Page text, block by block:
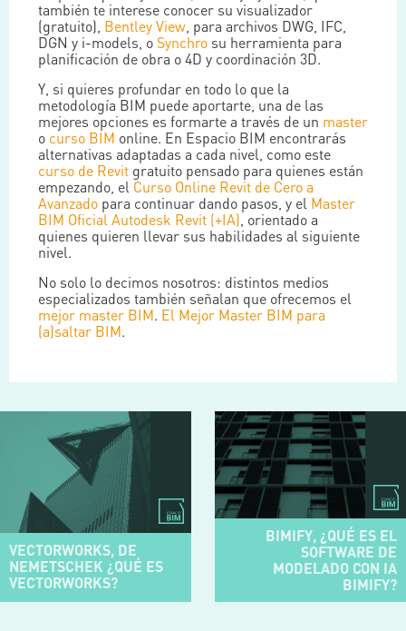
también te interese conocer su visualizador
(gratuito), Bentley View , para archivos DWG, IFC,
DGN y i-models, o Synchro su herramienta para
planificación de obra o 4D y coordinación 3D.
Y, si quieres profundar en todo lo que la
metodología BIM puede aportarte, una de las
mejores opciones es formarte a través de un master
o curso BIM online. En Espacio BIM encontrarás
alternativas adaptadas a cada nivel, como este
curso de Revit gratuito pensado para quienes están
empezando, el Curso Online Revit de Cero a
Avanzado para continuar dando pasos, y el Master
BIM Oficial Autodesk Revit (+IA) , orientado a
quienes quieren llevar sus habilidades al siguiente
nivel.
No solo lo decimos nosotros: distintos medios
especializados también señalan que ofrecemos el
mejor master BIM. El Mejor Master BIM para
(a)saltar BIM.
VECTORWORKS, DE
NEMETSCHEK ¿QUÉ ES
VECTORWORKS?
BIMIFY, ¿QUÉ ES EL
SOFTWARE DE
MODELADO CON IA
BIMIFY?